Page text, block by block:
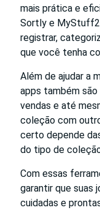
mais prática e
Sortly e MyStuff2
registrar,
que você tenha
Além de ajudar a
apps também
vendas e até
coleção com
certo depende
do tipo de
Com essas
garantir que suas
cuidadas e